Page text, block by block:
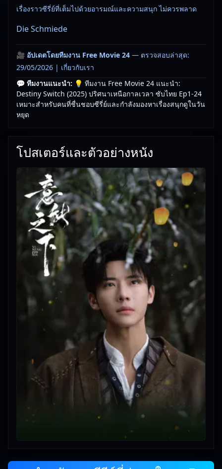
เรื่องราวซีรี่ย์ที่เต็มไปด้วยอารมณ์และความสนุก ไม่ควรพลาด
Die Schmiede
🎥 อัปเดตโดยทีมงาน Free Movie 24 — ตรวจสอบล่าสุด:
29/05/2026 | เกี่ยวกับเรา
💬 ทีมงานแนะนำ: 💡 ทีมงาน Free Movie 24 แนะนำ:
Destiny Switch (2025) ปริศนาเหนือกาลเวลา ซับไทย Ep1-24
เหมาะสำหรับคนที่ชื่นชอบซีรี่ย์และกำลังมองหาเรื่องสนุกดูในวัน
หยุด
โปสเตอร์และตัวอย่างหนัง